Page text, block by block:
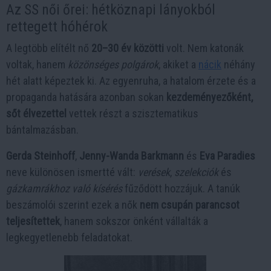
Az SS női őrei: hétköznapi lányokból
rettegett hóhérok
A legtöbb elítélt nő 20–30 év közötti volt. Nem katonák
voltak, hanem közönséges polgárok, akiket a nácik néhány
hét alatt képeztek ki. Az egyenruha, a hatalom érzete és a
propaganda hatására azonban sokan kezdeményezőként,
sőt élvezettel vettek részt a szisztematikus
bántalmazásban.
Gerda Steinhoff, Jenny-Wanda Barkmann és Eva Paradies
neve különösen ismertté vált: verések, szelekciók és
gázkamrákhoz való kísérésfűződött hozzájuk. A tanúk
beszámolói szerint ezek a nők nem csupán parancsot
teljesítettek, hanem sokszor önként vállalták a
legkegyetlenebb feladatokat.